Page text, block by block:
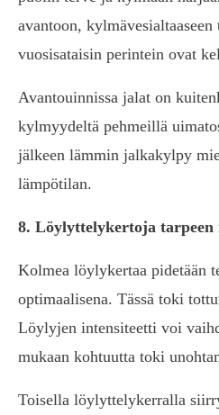
avantoon,
vuosisataisin perintein ovat
Avantouinnissa jalat on
kylmyydeltä pehmeillä
jälkeen lämmin jalkakylpy
lämpötilan.
8. Löylyttelykertoja tarpeen
Kolmea löylykertaa pidetään
optimaalisena. Tässä toki
Löylyjen intensiteetti voi
mukaan kohtuutta toki
Toisella löylyttelykerralla